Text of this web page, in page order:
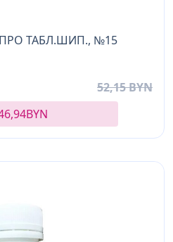
ТАБЛ.ШИП., №15
52,15 BYN
BYN